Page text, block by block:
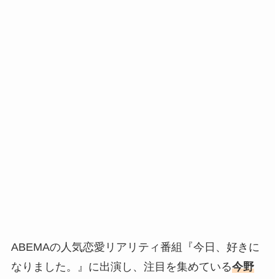
ABEMAの人気恋愛リアリティ番組『今日、好きに
なりました。』に出演し、注目を集めている今野